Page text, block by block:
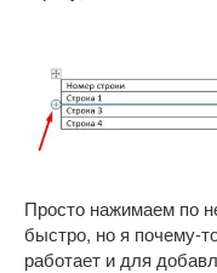
Просто нажимаем по
быстро, но я почему-
работает и для